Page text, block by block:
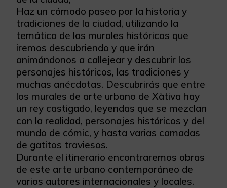
Haz un cómodo paseo por la historia y
tradiciones de la ciudad, utilizando la
temática de los murales históricos que
iremos descubriendo y que irán
animándonos a callejear y descubrir los
personajes históricos, las tradiciones y
muchas anécdotas. Descubrirás que entre
los murales de arte urbano de Xàtiva hay
un rey castigado, leyendas que se mezclan
con la realidad, personajes históricos y del
mundo de cómic, y hasta varias camadas
de gatitos traviesos.
Durante el itinerario encontraremos obras
de este arte urbano contemporáneo de
varios autores internacionales y locales.